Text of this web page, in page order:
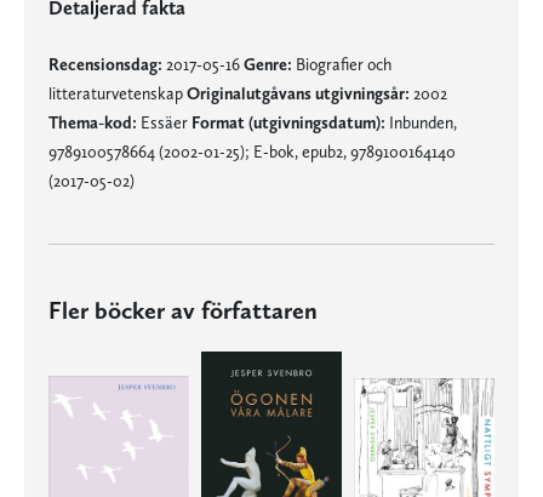
Detaljerad fakta
Recensionsdag: 2017-05-16Genre: Biografier och
litteraturvetenskapOriginalutgåvans utgivningsår: 2002
Thema-kod: Essäer Format (utgivningsdatum): Inbunden,
9789100578664 (2002-01-25); E-bok, epub2, 9789100164140
(2017-05-02)
Fler böcker av författaren